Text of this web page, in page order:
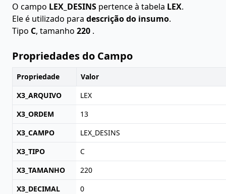
O campo LEX_DESINS pertence à tabela LEX.
Ele é utilizado para descrição do insumo.
Tipo C, tamanho 220 .
Propriedades do Campo
Propriedade
Valor
X3_ARQUIVO
LEX
X3_ORDEM
13
X3_CAMPO
LEX_DESINS
X3_TIPO
C
X3_TAMANHO
220
X3_DECIMAL
0